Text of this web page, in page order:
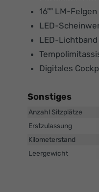
16"" LM-
LED-
LED-
Digitales
Sonstiges
Anzahl Sitzplätze
Erstzulassung
Kilometerstand
Leergewicht